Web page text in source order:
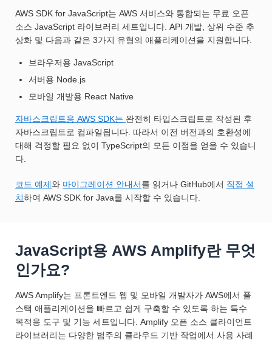
AWS SDK for JavaScript는 AWS 서비스와 통합되는 무료 오픈
소스 JavaScript 라이브러리 세트입니다. API 개발, 상위 수준 추
상화 및 다음과 같은 3가지 유형의 애플리케이션을 지원합니다.
브라우저용 JavaScript
서버용 Node.js
모바일 개발용 React Native
자바스크립트용 AWS SDK는 완전히 타입스크립트로 작성된 후
자바스크립트로 컴파일됩니다. 따라서 이전 버전과의 호환성에
대해 걱정할 필요 없이 TypeScript의 모든 이점을 얻을 수 있습니
다.
코드 예제와 마이그레이션 안내서를 읽거나 GitHub에서 직접 설
치하여 AWS SDK for Java를 시작할 수 있습니다.
JavaScript용 AWS Amplify란 무엇
인가요?
AWS Amplify는 프론트엔드 웹 및 모바일 개발자가 AWS에서 풀
스택 애플리케이션을 빠르고 쉽게 구축할 수 있도록 하는 특수
목적용 도구 및 기능 세트입니다. Amplify 오픈 소스 클라이언트
라이브러리는 다양한 범주의 클라우드 기반 작업에서 사용 사례